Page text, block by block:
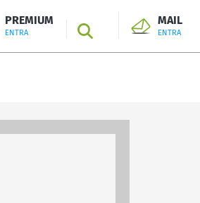
PREMIUM
ENTRA SEARCH
MAIL
ENTRA